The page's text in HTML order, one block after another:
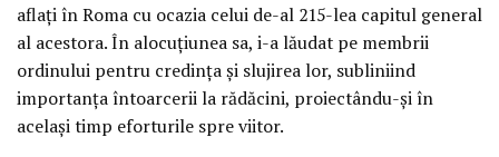
aflați în Roma cu ocazia celui de-al 215-lea capitul general
al acestora. În alocuțiunea sa, i-a lăudat pe membrii
ordinului pentru credința și slujirea lor, subliniind
importanța întoarcerii la rădăcini, proiectându-și în
același timp eforturile spre viitor.